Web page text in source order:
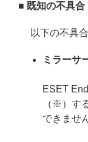
■ 既知の不具合
以下の不具
ミラーサ
ESET
（※）す
できませ